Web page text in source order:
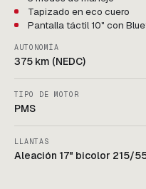
Tapizado en eco cuero
Pantalla táctil 10" con
AUTONOMÍA
375 km (NEDC)
TIPO DE MOTOR
PMS
LLANTAS
Aleación 17" bicolor 215/55